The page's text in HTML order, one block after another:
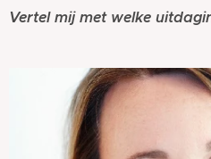
Vertel mij met welke